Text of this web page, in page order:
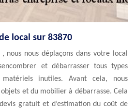
local sur 83870
nous nous déplaçons dans votre local
et débarrasser tous types
matériels inutiles. Avant cela, nous
et du mobilier à débarrasse. Cela
gratuit et d’estimation du coût de